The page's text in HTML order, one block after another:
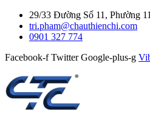
29/33 Đường Số 11, Phường
tri.pham@chauthienchi.com
0901 327 774
Facebook-f Twitter Google-plus-g